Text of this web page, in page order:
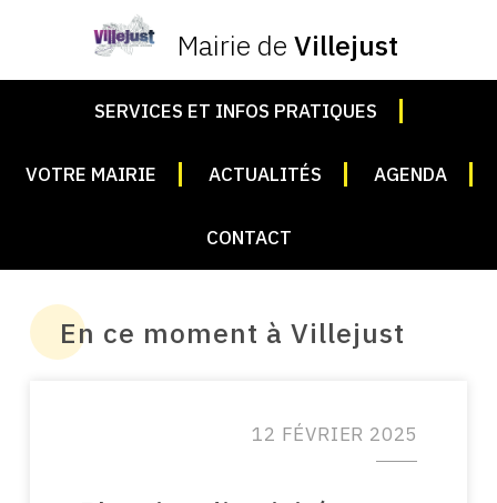
Mairie de Villejust
SERVICES ET INFOS PRATIQUES
VOTRE MAIRIE ACTUALITÉS AGENDA
CONTACT
En ce moment à Villejust
12 FÉVRIER 2025